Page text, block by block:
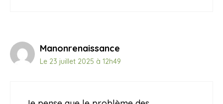
Manonrenaissance
Le 23 juillet 2025 à 12h49